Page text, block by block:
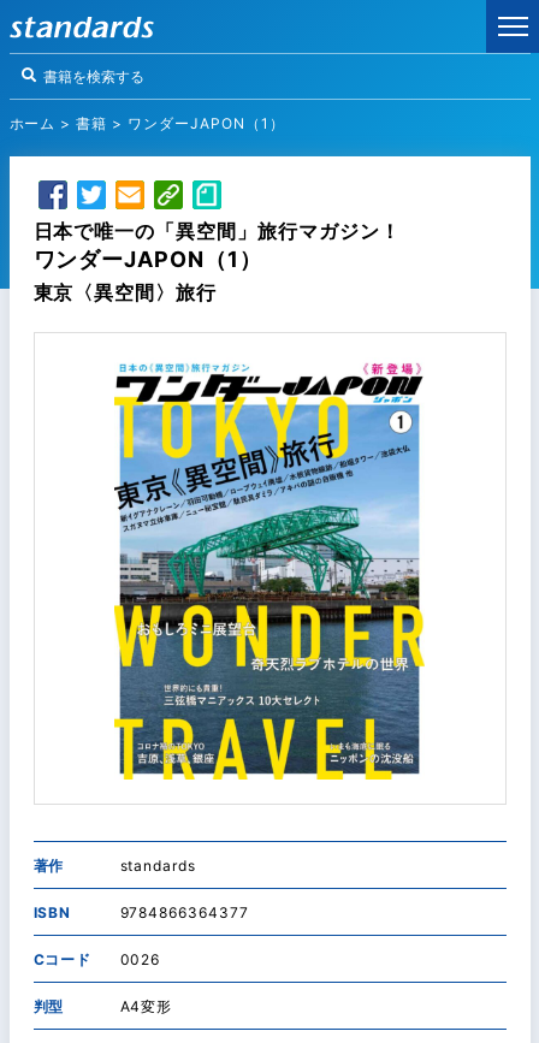
ホーム >書籍 > ワンダーJAPON（1）
日本で唯一の「異空間」旅行マガジン！
ワンダーJAPON（1）
東京〈異空間〉旅行
著作 standards
ISBN 9784866364377
Cコード 0026
判型 A4変形